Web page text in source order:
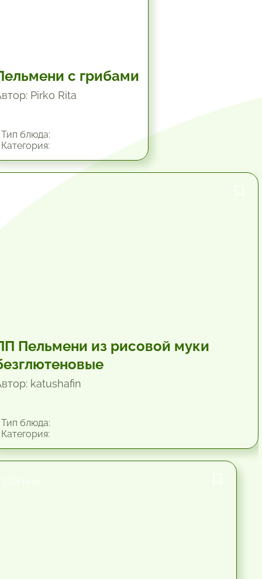
с грибами
Pirko Rita
блюда:
Пельмени из рисовой муки
katushafin
блюда: